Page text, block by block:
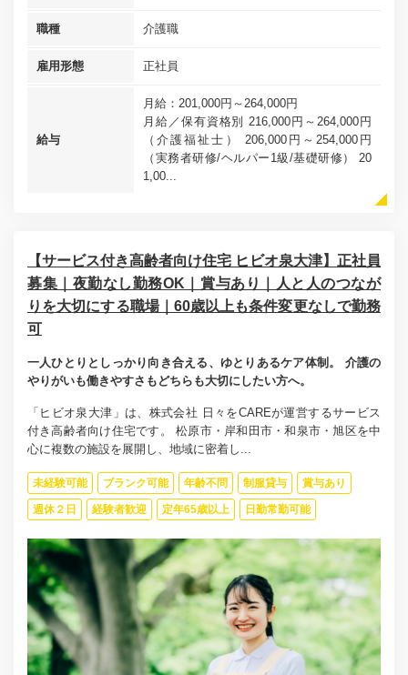
職種 介護職
雇用形態 正社員
給与
月給：201,000円～264,000円
月給／保有資格別 216,000円～264,000円
（介護福祉士） 206,000円～254,000円
（実務者研修/ヘルパー1級/基礎研修） 20
1,00...
【サービス付き高齢者向け住宅 ヒビオ泉大津】正社員
募集｜夜勤なし勤務OK｜賞与あり｜人と人のつなが
りを大切にする職場｜60歳以上も条件変更なしで勤務
可
一人ひとりとしっかり向き合える、ゆとりあるケア体制。 介護の
やりがいも働きやすさもどちらも大切にしたい方へ。
「ヒビオ泉大津」は、株式会社 日々をCAREが運営するサービス
付き高齢者向け住宅です。 松原市・岸和田市・和泉市・旭区を中
心に複数の施設を展開し、地域に密着し...
未経験可能 ブランク可能 年齢不問 制服貸与 賞与あり
週休２日 経験者歓迎 定年65歳以上 日勤常勤可能